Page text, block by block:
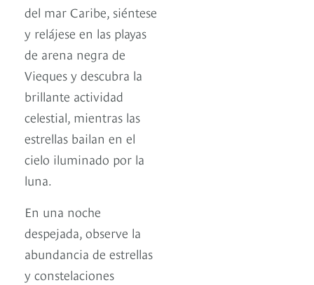
del mar Caribe, siéntese
y relájese en las playas
de arena negra de
Vieques y descubra la
brillante actividad
celestial, mientras las
estrellas bailan en el
cielo iluminado por la
luna.
En una noche
despejada, observe la
abundancia de estrellas
y constelaciones